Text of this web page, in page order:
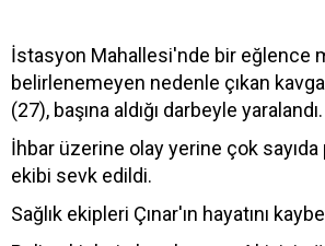
İstasyon Mahallesi'nde bir eğlence
belirlenemeyen nedenle çıkan
(27), başına aldığı darbeyle yaralandı.
İhbar üzerine olay yerine çok sayıda
ekibi sevk edildi.
Sağlık ekipleri Çınar'ın hayatını